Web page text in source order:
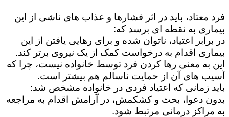
فرد معتاد، باید در اثر فشارها و عذاب های ناشی از این
بیماری به نقطه ای برسد که:
در برابر اعتیاد، ناتوان شده و برای رهایی یافتن از این
بیماری اقدام به درخواست کمک از یک نیروی برتر کند.
این به معنی رها کردن فرد توسط خانواده نیست، چرا که
آسیب های آن از حمایت ناسالم هم بیشتر است.
باید زمانی که اعتیاد فردی در خانواده مشخص شد:
بدون دعوا، بحث و کشکمش، در آرامش اقدام به مراجعه
به مراکز درمانی مرتبط شود.